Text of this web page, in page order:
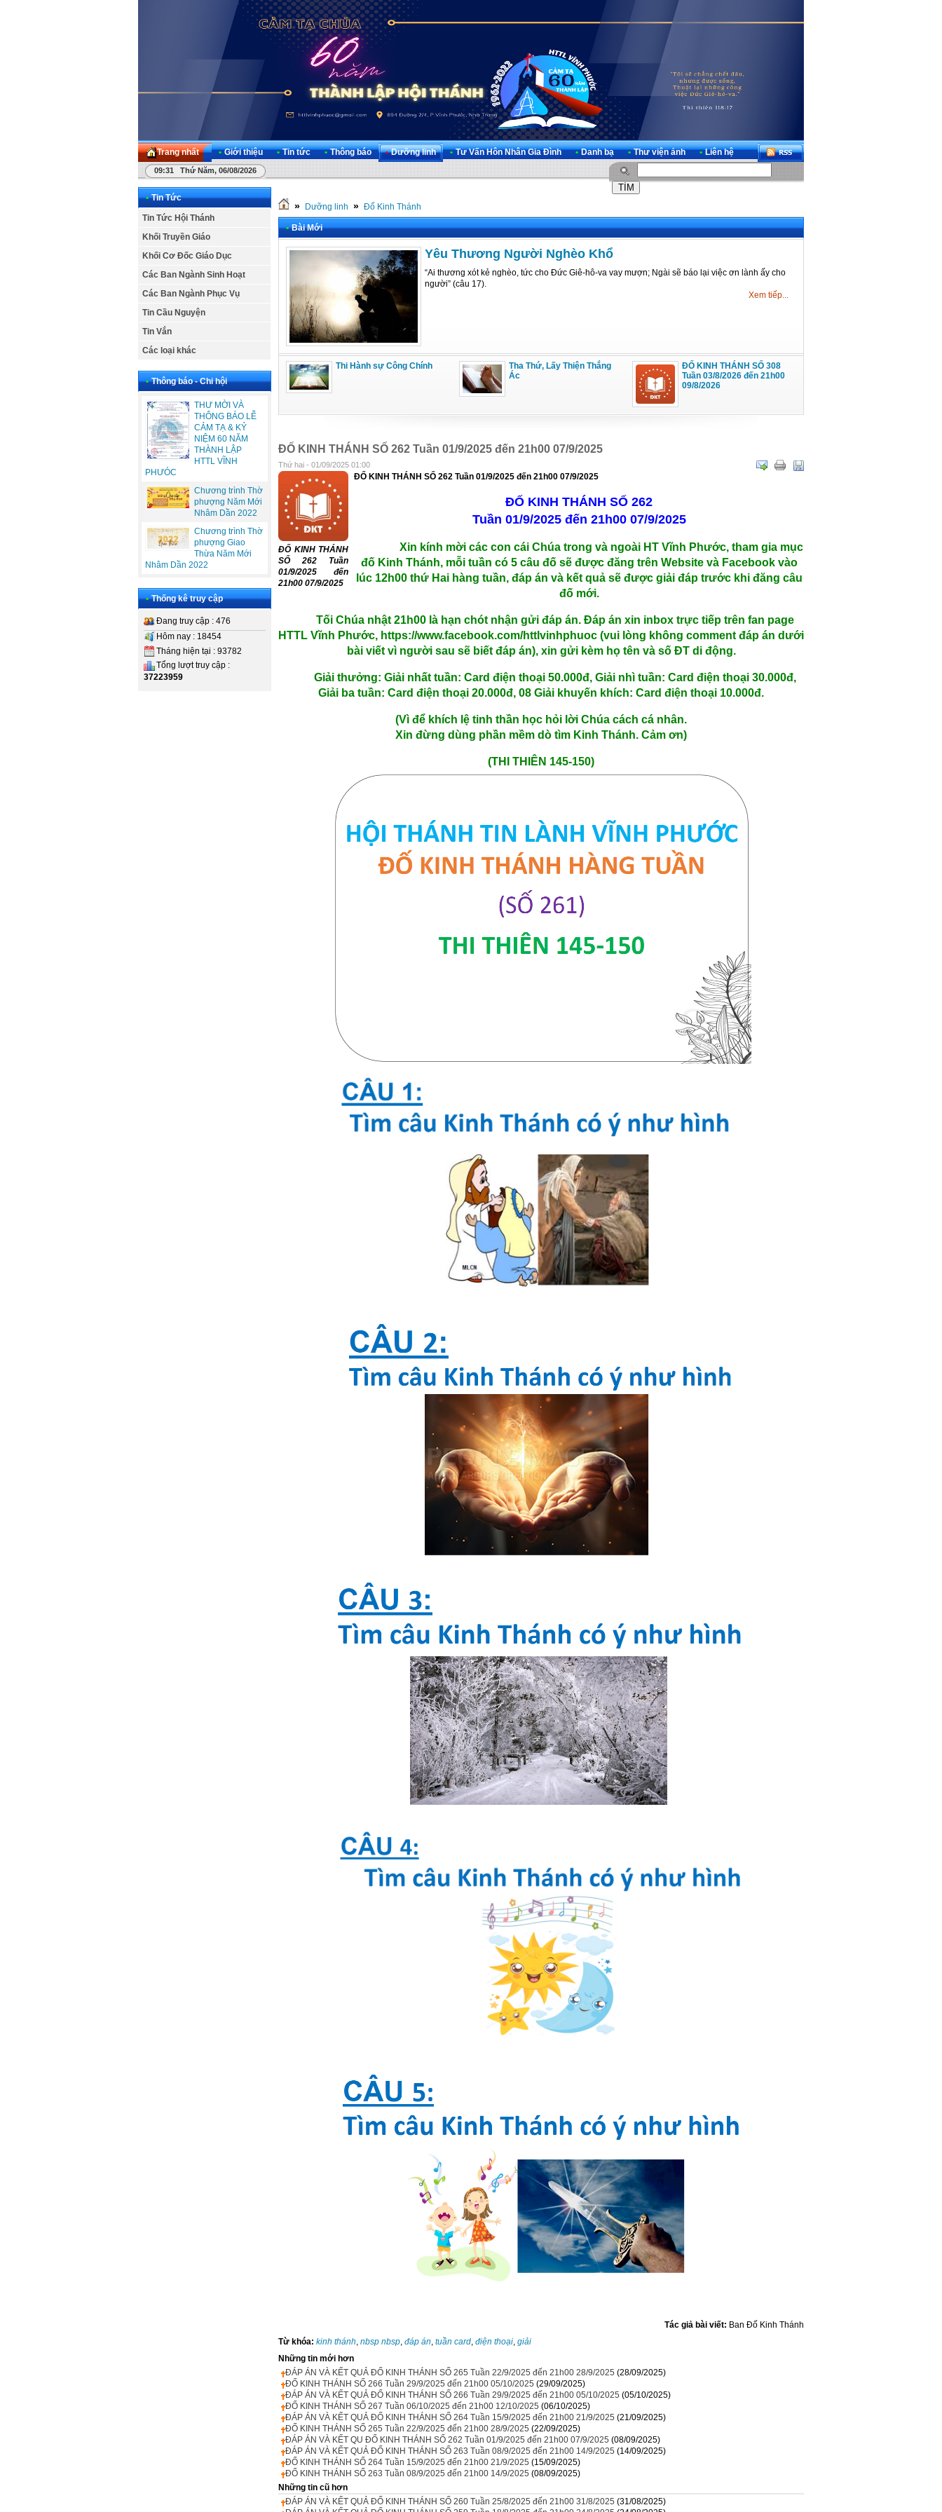
Trang nhất • Giới thiệu • Tin tức • Thông báo • Dưỡng linh • Tư Vấn Hôn Nhân Gia Đình • Danh bạ • Thư viện ảnh • Liên hệ
09:31 Thứ Năm, 06/08/2026
• Tin Tức
Tin Tức Hội Thánh
Khối Truyền Giáo
Khối Cơ Đốc Giáo Dục
Các Ban Ngành Sinh Hoạt
Các Ban Ngành Phục Vụ
Tin Cầu Nguyện
Tin Vắn
Các loại khác
• Thông báo - Chi hội
THƯ MỜI VÀ
THÔNG BÁO LỄ
CẢM TẠ & KỶ
NIỆM 60 NĂM
THÀNH LẬP
HTTL VĨNH
PHƯÓC
Chương trình Thờ
phượng Năm Mới
Nhâm Dần 2022
Chương trình Thờ
phượng Giao
Thừa Năm Mới
Nhâm Dần 2022
• Thống kê truy cập
Đang truy cập : 476
Hôm nay : 18454
Tháng hiện tại : 93782
Tổng lượt truy cập :
37223959
» Dưỡng linh » Đố Kinh Thánh
• Bài Mới
Yêu Thương Người Nghèo Khổ
“Ai thương xót kẻ nghèo, tức cho Đức Giê-hô-va vay mượn; Ngài sẽ báo lại việc ơn lành ấy cho
người” (câu 17).
Xem tiếp...
Thi Hành sự Công Chính
Tha Thứ, Lấy Thiện Thắng
Ác
ĐỐ KINH THÁNH SỐ 308
Tuần 03/8/2026 đến 21h00
09/8/2026
ĐỐ KINH THÁNH SỐ 262 Tuần 01/9/2025 đến 21h00 07/9/2025
Thứ hai - 01/09/2025 01:00
ĐỐ KINH THÁNH
SỐ 262 Tuần
01/9/2025 đến
21h00 07/9/2025
ĐỐ KINH THÁNH SỐ 262 Tuần 01/9/2025 đến 21h00 07/9/2025
ĐỐ KINH THÁNH SỐ 262
Tuần 01/9/2025 đến 21h00 07/9/2025
Xin kính mời các con cái Chúa trong và ngoài HT Vĩnh Phước, tham gia mục
đố Kinh Thánh, mỗi tuần có 5 câu đố sẽ được đăng trên Website và Facebook vào
lúc 12h00 thứ Hai hàng tuần, đáp án và kết quả sẽ được giải đáp trước khi đăng câu
đố mới.
Tối Chúa nhật 21h00 là hạn chót nhận gửi đáp án. Đáp án xin inbox trực tiếp trên fan page
HTTL Vĩnh Phước, https://www.facebook.com/httlvinhphuoc (vui lòng không comment đáp án dưới
bài viết vì người sau sẽ biết đáp án), xin gửi kèm họ tên và số ĐT di động.
Giải thưởng: Giải nhất tuần: Card điện thoại 50.000đ, Giải nhì tuần: Card điện thoại 30.000đ,
Giải ba tuần: Card điện thoại 20.000đ, 08 Giải khuyến khích: Card điện thoại 10.000đ.
(Vì để khích lệ tinh thần học hỏi lời Chúa cách cá nhân.
Xin đừng dùng phần mềm dò tìm Kinh Thánh. Cảm ơn)
(THI THIÊN 145-150)
Tác giả bài viết: Ban Đố Kinh Thánh
Từ khóa: kinh thánh, nbsp nbsp, đáp án, tuần card, điện thoại, giải
Những tin mới hơn
ĐÁP ÁN VÀ KẾT QUẢ ĐỐ KINH THÁNH SỐ 265 Tuần 22/9/2025 đến 21h00 28/9/2025 (28/09/2025)
ĐỐ KINH THÁNH SỐ 266 Tuần 29/9/2025 đến 21h00 05/10/2025 (29/09/2025)
ĐÁP ÁN VÀ KẾT QUẢ ĐỐ KINH THÁNH SỐ 266 Tuần 29/9/2025 đến 21h00 05/10/2025 (05/10/2025)
ĐỐ KINH THÁNH SỐ 267 Tuần 06/10/2025 đến 21h00 12/10/2025 (06/10/2025)
ĐÁP ÁN VÀ KẾT QUẢ ĐỐ KINH THÁNH SỐ 264 Tuần 15/9/2025 đến 21h00 21/9/2025 (21/09/2025)
ĐỐ KINH THÁNH SỐ 265 Tuần 22/9/2025 đến 21h00 28/9/2025 (22/09/2025)
ĐÁP ÁN VÀ KẾT QU ĐỐ KINH THÁNH SỐ 262 Tuần 01/9/2025 đến 21h00 07/9/2025 (08/09/2025)
ĐÁP ÁN VÀ KẾT QUẢ ĐỐ KINH THÁNH SỐ 263 Tuần 08/9/2025 đến 21h00 14/9/2025 (14/09/2025)
ĐỐ KINH THÁNH SỐ 264 Tuần 15/9/2025 đến 21h00 21/9/2025 (15/09/2025)
ĐỐ KINH THÁNH SỐ 263 Tuần 08/9/2025 đến 21h00 14/9/2025 (08/09/2025)
Những tin cũ hơn
ĐÁP ÁN VÀ KẾT QUẢ ĐỐ KINH THÁNH SỐ 260 Tuần 25/8/2025 đến 21h00 31/8/2025 (31/08/2025)